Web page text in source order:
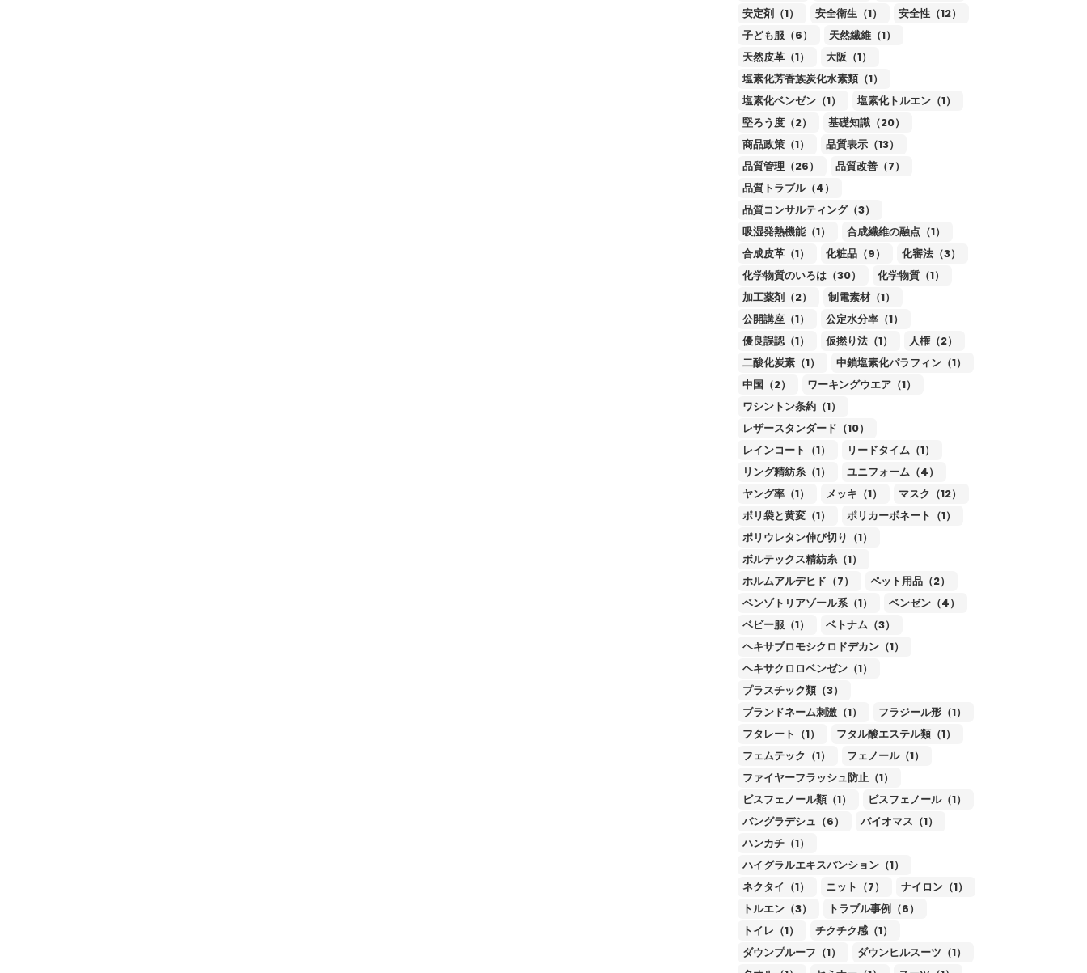
安定剤（1）
安全衛生（1）
安全性（12）
子ども服（6）
天然繊維（1）
天然皮革（1）
大阪（1）
塩素化芳香族炭化水素類（1）
塩素化ベンゼン（1）
塩素化トルエン（1）
堅ろう度（2）
基礎知識（20）
商品政策（1）
品質表示（13）
品質管理（26）
品質改善（7）
品質トラブル（4）
品質コンサルティング（3）
吸湿発熱機能（1）
合成繊維の融点（1）
合成皮革（1）
化粧品（9）
化審法（3）
化学物質のいろは（30）
化学物質（1）
加工薬剤（2）
制電素材（1）
公開講座（1）
公定水分率（1）
優良誤認（1）
仮撚り法（1）
人権（2）
二酸化炭素（1）
中鎖塩素化パラフィン（1）
中国（2）
ワーキングウエア（1）
ワシントン条約（1）
レザースタンダード（10）
レインコート（1）
リードタイム（1）
リング精紡糸（1）
ユニフォーム（4）
ヤング率（1）
メッキ（1）
マスク（12）
ポリ袋と黄変（1）
ポリカーボネート（1）
ポリウレタン伸び切り（1）
ボルテックス精紡糸（1）
ホルムアルデヒド（7）
ペット用品（2）
ベンゾトリアゾール系（1）
ベンゼン（4）
ベビー服（1）
ベトナム（3）
ヘキサブロモシクロドデカン（1）
ヘキサクロロベンゼン（1）
プラスチック類（3）
ブランドネーム刺激（1）
フラジール形（1）
フタレート（1）
フタル酸エステル類（1）
フェムテック（1）
フェノール（1）
ファイヤーフラッシュ防止（1）
ビスフェノール類（1）
ビスフェノール（1）
バングラデシュ（6）
バイオマス（1）
ハンカチ（1）
ハイグラルエキスパンション（1）
ネクタイ（1）
ニット（7）
ナイロン（1）
トルエン（3）
トラブル事例（6）
トイレ（1）
チクチク感（1）
ダウンプルーフ（1）
ダウンヒルスーツ（1）